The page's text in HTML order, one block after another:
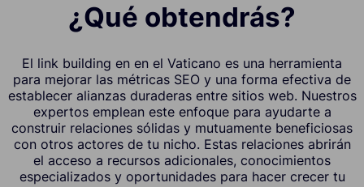
¿Qué obtendrás?
El link building en en el Vaticano es una herramienta
para mejorar las métricas SEO y una forma efectiva de
establecer alianzas duraderas entre sitios web. Nuestros
expertos emplean este enfoque para ayudarte a
construir relaciones sólidas y mutuamente beneficiosas
con otros actores de tu nicho. Estas relaciones abrirán
el acceso a recursos adicionales, conocimientos
especializados y oportunidades para hacer crecer tu